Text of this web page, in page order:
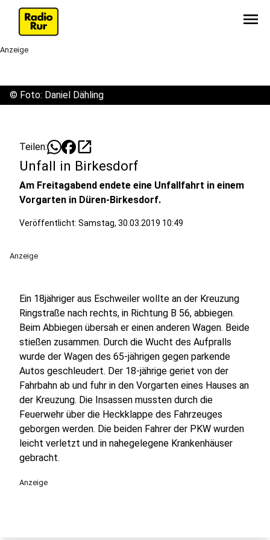
menu
Anzeige
© Foto: Daniel Dähling
Teilen: open_in_new
Unfall in Birkesdorf
Am Freitagabend endete eine Unfallfahrt in einem
Vorgarten in Düren-Birkesdorf.
Veröffentlicht: Samstag, 30.03.2019 10:49
Anzeige
Ein 18jähriger aus Eschweiler wollte an der Kreuzung
Ringstraße nach rechts, in Richtung B 56, abbiegen.
Beim Abbiegen übersah er einen anderen Wagen. Beide
stießen zusammen. Durch die Wucht des Aufpralls
wurde der Wagen des 65-jährigen gegen parkende
Autos geschleudert. Der 18-jährige geriet von der
Fahrbahn ab und fuhr in den Vorgarten eines Hauses an
der Kreuzung. Die Insassen mussten durch die
Feuerwehr über die Heckklappe des Fahrzeuges
geborgen werden. Die beiden Fahrer der PKW wurden
leicht verletzt und in nahegelegene Krankenhäuser
gebracht.
Anzeige